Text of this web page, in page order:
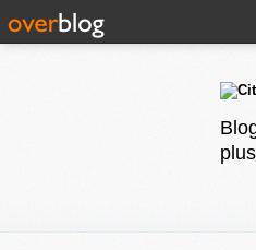
plus